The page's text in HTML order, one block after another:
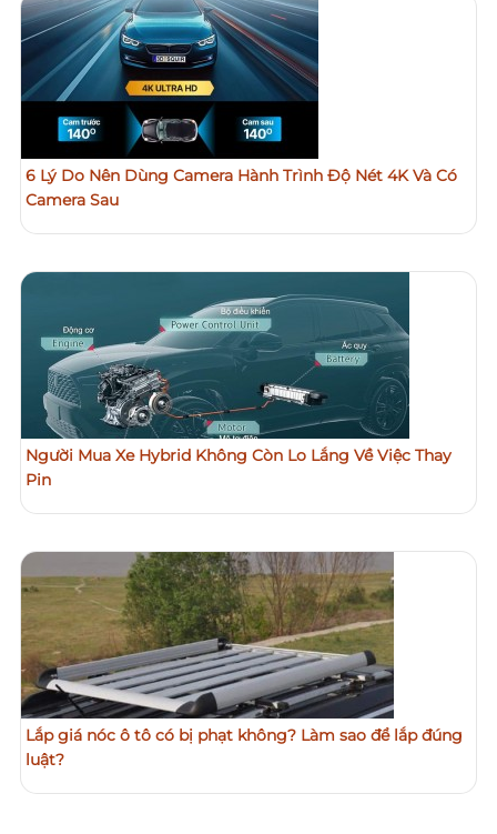
6 Lý Do Nên Dùng Camera Hành Trình Độ Nét 4K Và Có
Camera Sau
Người Mua Xe Hybrid Không Còn Lo Lắng Về Việc Thay
Pin
Lắp giá nóc ô tô có bị phạt không? Làm sao để lắp đúng
luật?